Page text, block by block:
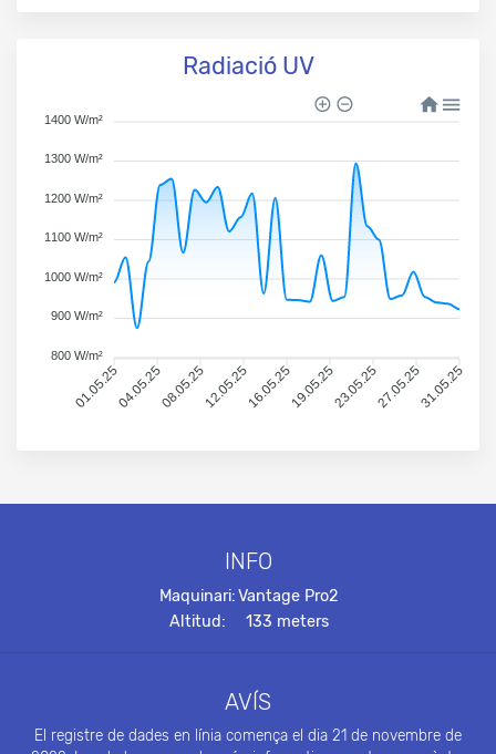
Radiació UV
01.05.2504.05.2508.05.2512.05.2516.05.2519.05.2523.05.2527.05.2531.05.25
1400 W/m²
1300 W/m²
1200 W/m²
1100 W/m²
1000 W/m²
900 W/m²
800 W/m²
INFO
Maquinari:Vantage Pro2
Altitud:
133 meters
AVÍS
El registre de dades en línia comença el dia 21 de novembre de